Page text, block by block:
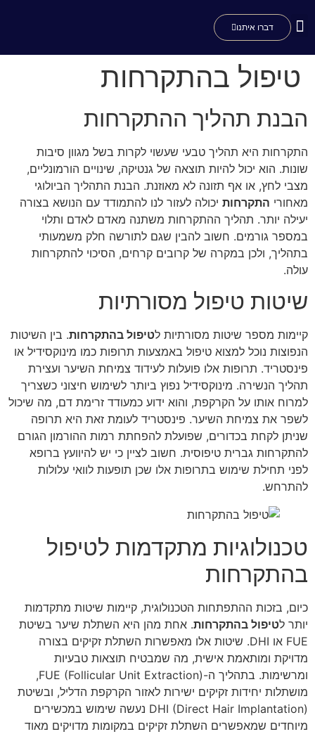
דברו איתנו
טיפול בהתקרחות
הבנת תהליך ההתקרחות
התקרחות היא תהליך טבעי שעשוי לקרות בשל מגוון סיבות
שונות. הוא יכול להיות תוצאה של גנטיקה, שינויים הורמונליים,
מצבי לחץ, או אף תזונה לא מאוזנת. הבנת התהליך הביולוגי
מאחורי התקרחות יכולה לעזור לנו להתמודד עם הנושא בצורה
יעילה יותר. תהליך ההתקרחות משתנה מאדם לאדם ותלוי
במספר גורמים. חשוב להבין שגם לתורשה חלק משמעותי
בתהליך, ולכן במקרה של קרובים קרחים, הסיכוי להתקרחות
עולה.
שיטות טיפול מסורתיות
קיימות מספר שיטות מסורתיות לטיפול בהתקרחות. בין השיטות
הנפוצות נוכל למצוא טיפול באמצעות תרופות כמו מינוקסידיל או
פינסטריד. תרופות אלו פועלות לעידוד צמיחת השיער ועצירת
תהליך הנשירה. מינוקסידיל נפוץ ביותר לשימוש חיצוני כשצריך
למרוח אותו על הקרקפת, והוא ידוע כמעודד זרימת דם, מה שיכול
לשפר את צמיחת השיער. פינסטריד לעומת זאת היא תרופה
שניתן לקחת בכדורים, שפועלת להפחתת רמות ההורמון הגורם
להתקרחות גברית טיפוסית. חשוב לציין כי יש להיוועץ ברופא
לפני תחילת שימוש בתרופות אלו שכן תופעות לוואי עלולות
להתרחש.
טכנולוגיות מתקדמות לטיפול
בהתקרחות
כיום, בזכות ההתפתחות הטכנולוגית, קיימות שיטות מתקדמות
יותר לטיפול בהתקרחות. אחת מהן היא השתלת שיער בשיטת
FUE או DHI. שיטות אלו מאפשרות השתלת זקיקים בצורה
מדויקת ומותאמת אישית, מה שמבטיח תוצאות טבעיות
ומרשימות. בתהליך ה-FUE (Follicular Unit Extraction),
מושתלות יחידות זקיקים ישירות לאזור הקרקפת הדליל, ובשיטת
DHI (Direct Hair Implantation) נעשה שימוש במכשירים
מיוחדים שמאפשרים השתלת זקיקים במקומות מדויקים מאוד